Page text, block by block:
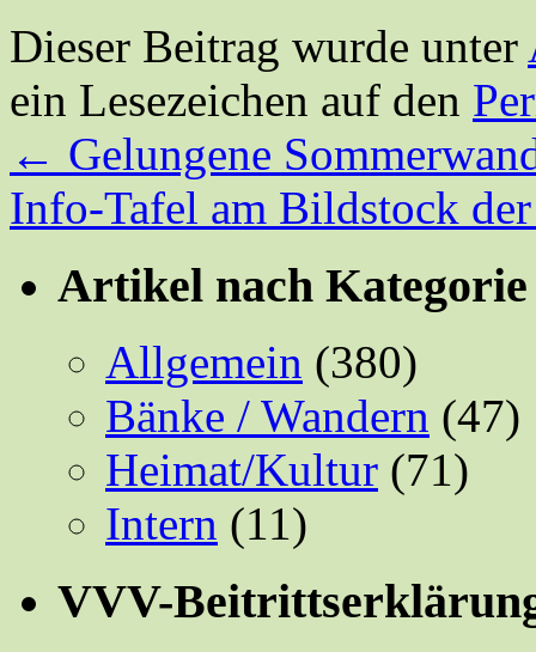
Dieser Beitrag wurde unter
ein Lesezeichen auf den
← Gelungene
Info-Tafel am Bildstock
Artikel nach Kategorie
Allgemein (380)
Bänke / Wandern (47)
Heimat/Kultur (71)
Intern (11)
VVV-